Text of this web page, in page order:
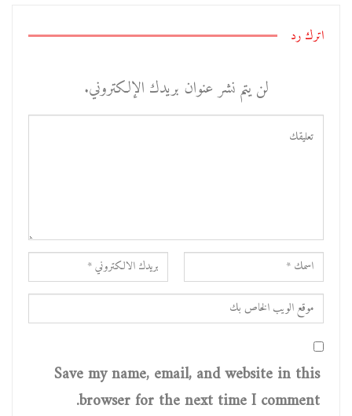
اترك رد
لن يتم نشر عنوان بريدك الإلكتروني.
Save my name, email, and website in this
browser for the next time I comment.